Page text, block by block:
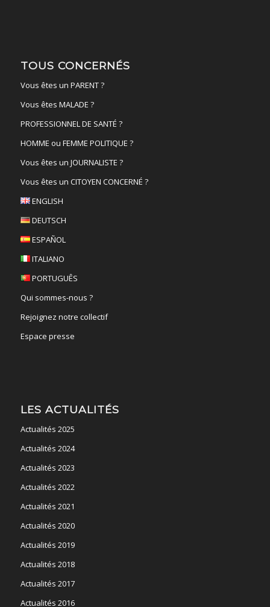
TOUS CONCERNÉS
Vous êtes un PARENT ?
Vous êtes MALADE ?
PROFESSIONNEL DE SANTÉ ?
HOMME ou FEMME POLITIQUE ?
Vous êtes un JOURNALISTE ?
Vous êtes un CITOYEN CONCERNÉ ?
ENGLISH
DEUTSCH
ESPAÑOL
ITALIANO
PORTUGUÊS
Qui sommes-nous ?
Rejoignez notre collectif
Espace presse
LES ACTUALITÉS
Actualités 2025
Actualités 2024
Actualités 2023
Actualités 2022
Actualités 2021
Actualités 2020
Actualités 2019
Actualités 2018
Actualités 2017
Actualités 2016